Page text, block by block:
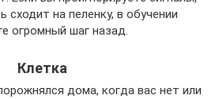
сходит на пеленку, в обучении
огромный шаг назад.
Клетка
дома, когда вас нет или